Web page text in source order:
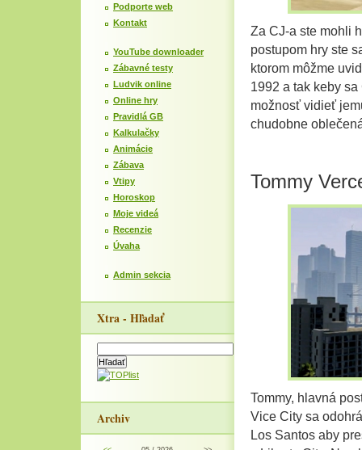
Podporte web
Kontakt
YouTube downloader
Zábavné testy
Ludvik online
Online hry
Pravidlá GB
Kalkulačky
Animácie
Zábava
Vtipy
Horoskop
Moje videá
Recenzie
Úvaha
Admin sekcia
Xtra - Hľadať
Archiv
Za CJ-a ste mohli
postupom hry ste
ktorom môžme
1992 a tak keby
možnosť vidieť
chudobne
Tommy
Tommy, hlavná
Vice City sa
Los Santos aby